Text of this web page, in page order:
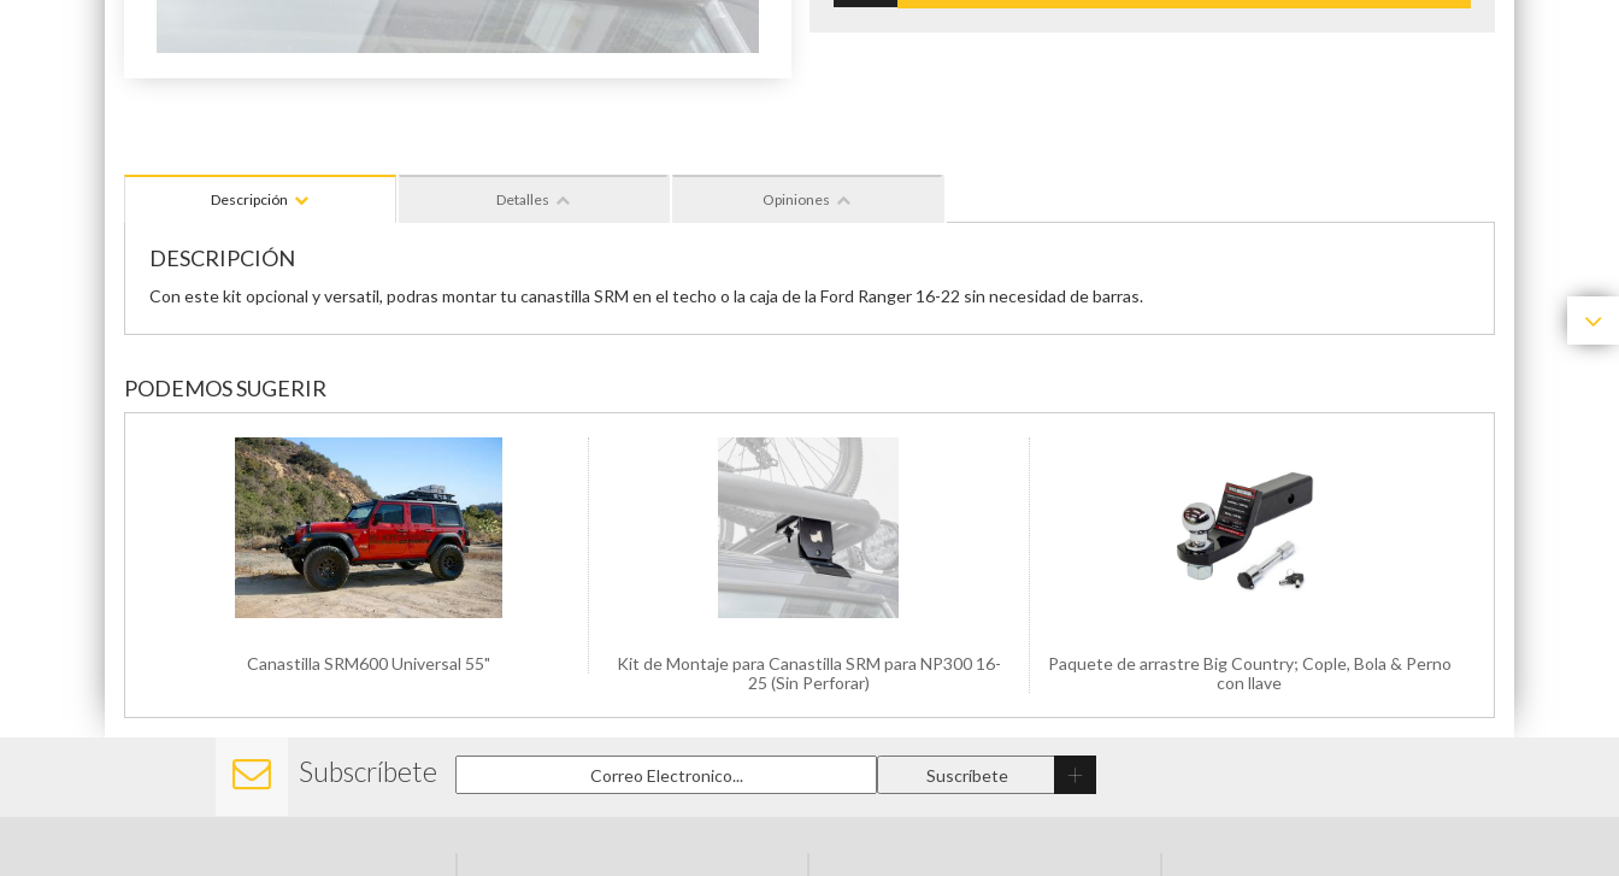
Descripción Detalles Opiniones
DESCRIPCIÓN
Con este kit opcional y versatil, podras montar tu canastilla SRM en el techo o la caja de la Ford Ranger 16-22 sin necesidad de barras.
PODEMOS SUGERIR
Canastilla SRM600 Universal 55"
Kit de Montaje para Canastilla SRM para NP300 16-
25 (Sin Perforar)
Paquete de arrastre Big Country; Cople, Bola & Perno
con llave
Subscríbete